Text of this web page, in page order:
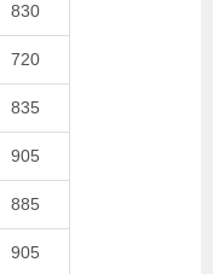
830
720
835
905
885
905